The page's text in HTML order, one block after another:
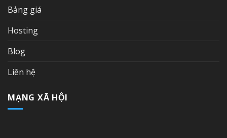
Bảng giá
Hosting
Blog
Liên hệ
MẠNG XÃ HỘI